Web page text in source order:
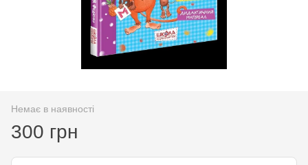
Немає в наявності
300 грн